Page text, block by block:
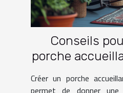
Conseils
porche
Créer un porche
permet de donner une